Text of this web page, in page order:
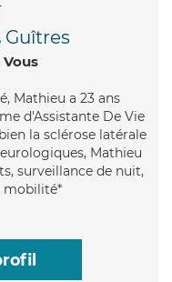
Guîtres
Mathieu a 23 ans
d'Assistante De Vie
la sclérose latérale
Mathieu
surveillance de nuit,
mobilité*